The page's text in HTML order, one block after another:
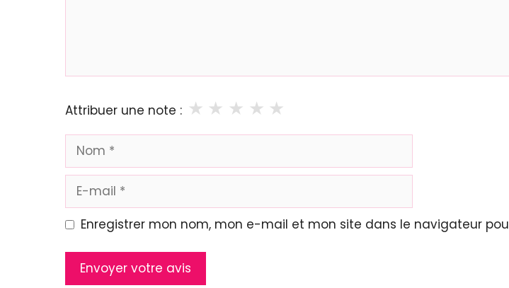
Attribuer une note : ★
★
★
★
★
Nom
Enregistrer mon nom, mon e-mail et mon site dans le navigateur